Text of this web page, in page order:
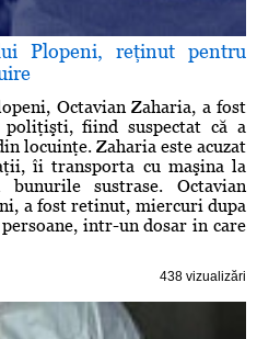
Plopeni, reţinut pentru
Octavian Zaharia, a fost
fiind suspectat că a
locuinţe. Zaharia este acuzat
îi transporta cu maşina la
sustrase. Octavian
a fost retinut, miercuri dupa
intr-un dosar in care
438 vizualizări